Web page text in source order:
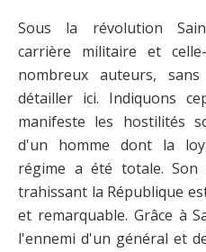
Sous la révolution
carrière militaire et
nombreux auteurs,
détailler ici. Indiquons
manifeste les hostilités
d'un homme dont la
régime a été totale. Son
trahissant la République
et remarquable. Grâce à
l'ennemi d'un général et